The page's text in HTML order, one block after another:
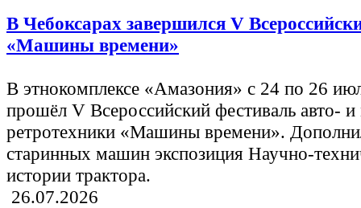
В Чебоксарах завершился V
«Машины времени»
В этнокомплексе «Амазония» с 24 по 26
прошёл V Всероссийский фестиваль авто-
ретротехники «Машины времени».
старинных машин экспозиция Научно-
истории трактора.
26.07.2026